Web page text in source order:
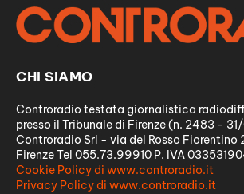
CHI SIAMO
Controradio testata giornalistica
presso il Tribunale di Firenze (n. 2483 -
Controradio Srl - via del Rosso Fiorentino
Firenze Tel 055.73.99910 P. IVA
Cookie Policy di www.controradio.it
Privacy Policy di www.controradio.it